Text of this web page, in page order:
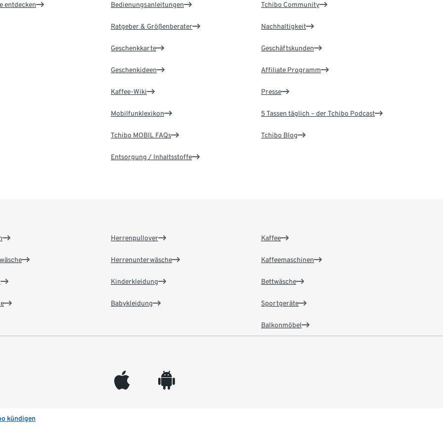
entdecken Bedienungsanleitungen
Ratgeber & Größenberater
Geschenkkarte
Geschenkideen
Kaffee-Wiki
Mobilfunklexikon
Tchibo MOBIL FAQs
Entsorgung / Inhaltsstoffe
Tchibo Community
Nachhaltigkeit
Geschäftskunden
Affiliate Programm
Presse
5 Tassen täglich – der Tchibo Podcast
Tchibo Blog
Herrenpullover
Herrenunterwäsche
Kinderkleidung
Babykleidung
Kaffee
Kaffeemaschinen
Bettwäsche
Sportgeräte
Balkonmöbel
appleinc android
kündigen